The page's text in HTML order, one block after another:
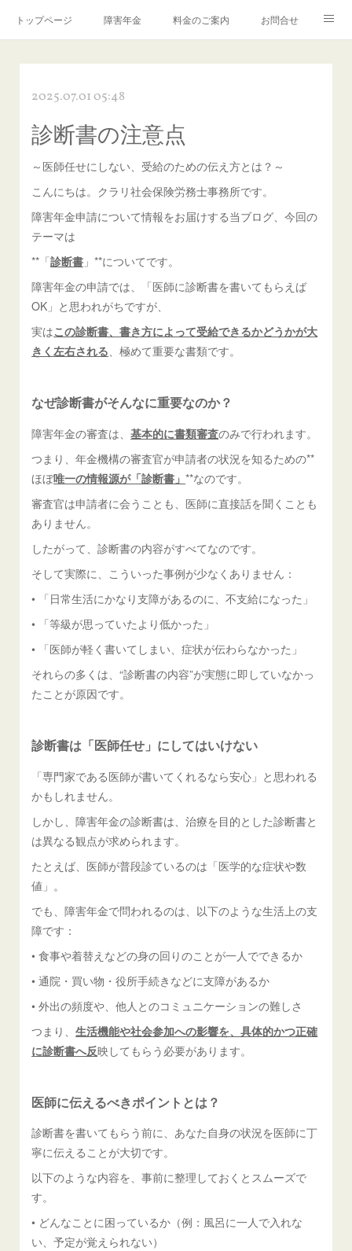
トップページ 障害年金 料金のご案内 お問合せ
2025.07.01 05:48
診断書の注意点
～医師任せにしない、受給のための伝え方とは？～
こんにちは。クラリ社会保険労務士事務所です。
障害年金申請について情報をお届けする当ブログ、今回の
テーマは
**「診断書 」**についてです。
障害年金の申請では、「医師に診断書を書いてもらえば
OK」と思われがちですが、
実はこの診断書、書き方によって受給できるかどうかが大
きく左右される、極めて重要な書類です。
なぜ診断書がそんなに重要なのか？
障害年金の審査は、基本的に書類審査のみで行われます。
つまり、年金機構の審査官が申請者の状況を知るための**
ほぼ唯一の情報源が「診断書」**なのです。
審査官は申請者に会うことも、医師に直接話を聞くことも
ありません。
したがって、診断書の内容がすべてなのです。
そして実際に、こういった事例が少なくありません：
• 「日常生活にかなり支障があるのに、不支給になった」
• 「等級が思っていたより低かった」
• 「医師が軽く書いてしまい、症状が伝わらなかった」
それらの多くは、“診断書の内容”が実態に即していなかっ
たことが原因です。
診断書は「医師任せ」にしてはいけない
「専門家である医師が書いてくれるなら安心」と思われる
かもしれません。
しかし、障害年金の診断書は、治療を目的とした診断書と
は異なる観点が求められます。
たとえば、医師が普段診ているのは「医学的な症状や数
値」。
でも、障害年金で問われるのは、以下のような生活上の支
障です：
• 食事や着替えなどの身の回りのことが一人でできるか
• 通院・買い物・役所手続きなどに支障があるか
• 外出の頻度や、他人とのコミュニケーションの難しさ
つまり、生活機能や社会参加への影響を、具体的かつ正確
に診断書へ反映してもらう必要があります。
医師に伝えるべきポイントとは？
診断書を書いてもらう前に、あなた自身の状況を医師に丁
寧に伝えることが大切です。
以下のような内容を、事前に整理しておくとスムーズで
す。
• どんなことに困っているか（例：風呂に一人で入れな
い、予定が覚えられない）